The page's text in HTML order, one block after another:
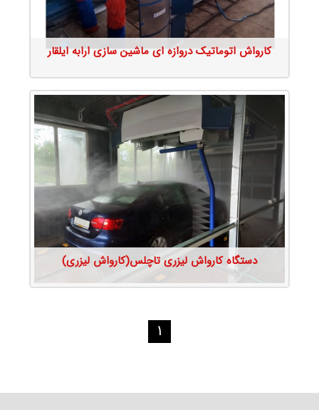
کارواش اتوماتیک دروازه ای ماشین سازی ارابه ایلقار
جزئیات محصول
دستگاه کارواش لیزری تاچلس(کارواش لیزری)
1